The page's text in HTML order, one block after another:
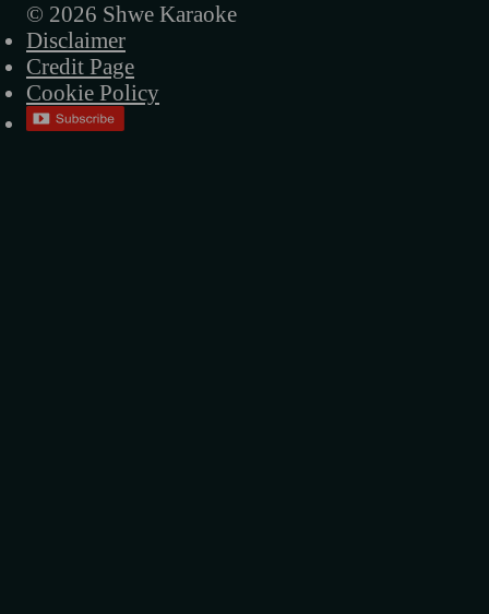
© 2026 Shwe Karaoke
Disclaimer
Credit Page
Cookie Policy